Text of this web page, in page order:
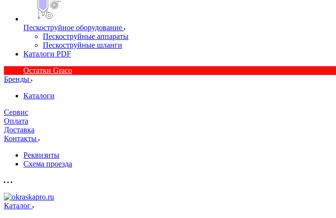
Пескоструйное оборудование
Пескоструйные аппараты
Пескоструйные шланги
Каталоги PDF
Остатки Graco
Бренды
Каталоги
Сервис
Оплата
Доставка
Контакты
Реквизиты
Схема проезда
Каталог